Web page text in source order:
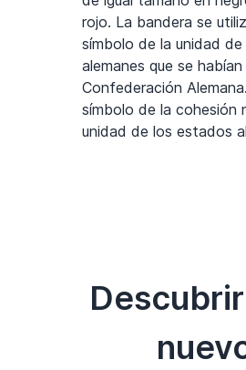
rojo. La bandera se
símbolo de la unidad
alemanes que se
Confederación
símbolo de la cohesión
unidad de los estados